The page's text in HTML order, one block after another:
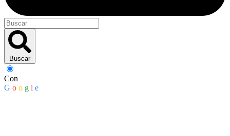
Buscar
Con
G o o g l e